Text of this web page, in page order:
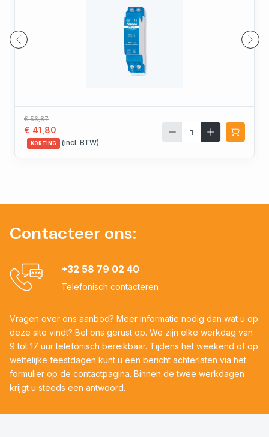
€ 56,87
€ 41,80
KORTING (incl. BTW)
Contacteer ons:
+32 58 79 02 40
Telefonisch contacteren
Vragen over ons aanbod? Meer informatie nodig dan wat u op
deze site vindt? Bel ons gerust op. We zijn elke werkdag van
9 tot 17 uur telefonisch bereikbaar. Tijdens het weekend of op
wettelijke feestdagen kunt u een bericht achterlaten via het
formulier op de contactpagina. Binnen de twee werkdagen
krijgt u steeds een antwoord.